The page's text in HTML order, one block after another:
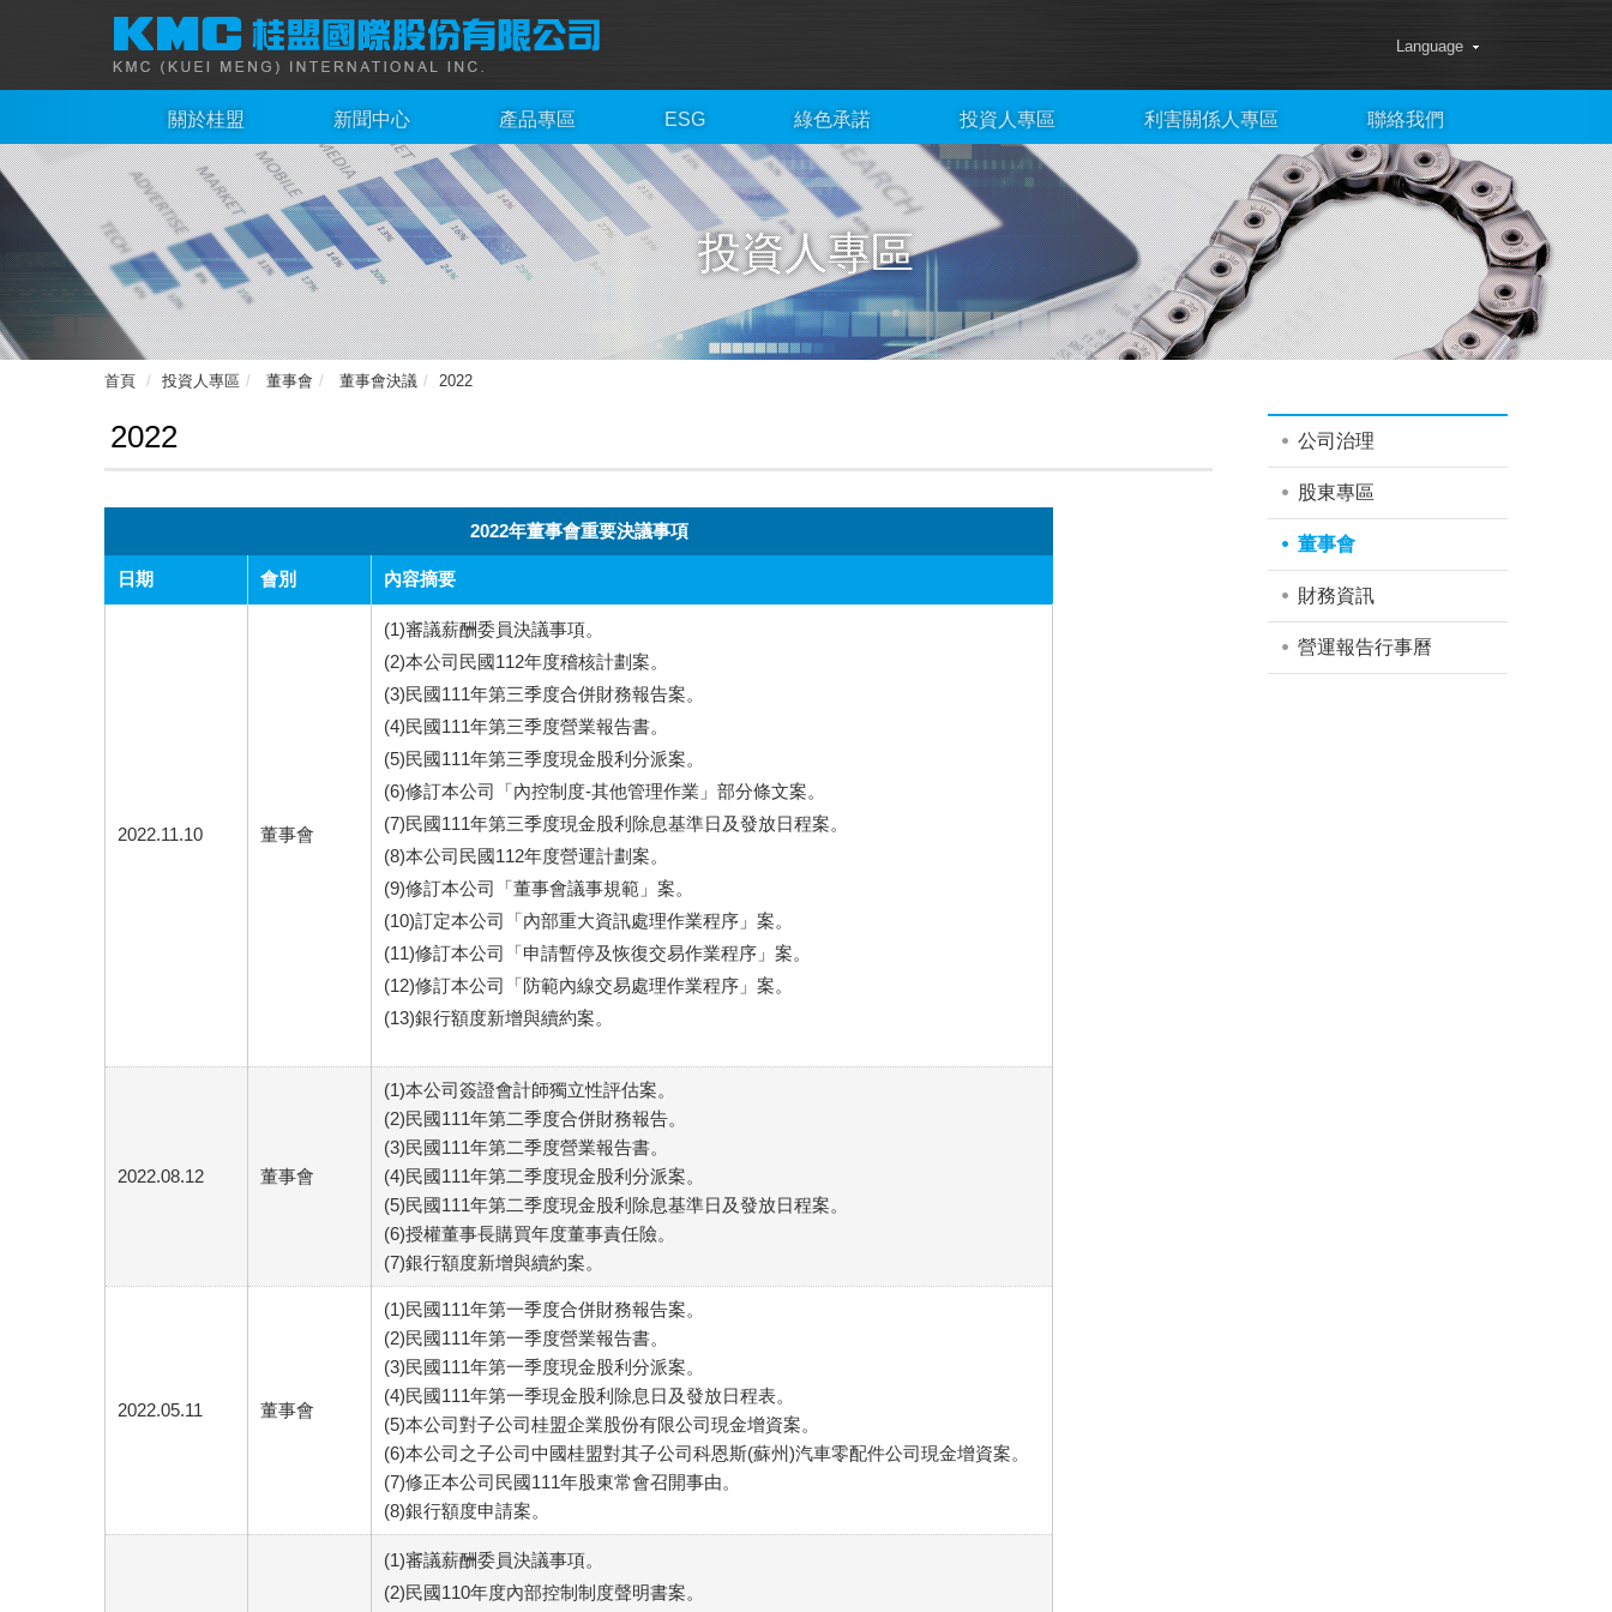
關於桂盟 新聞中心 產品專區 ESG 綠色承諾 投資人專區 利害關係人專區 聯絡我們
Language
投資人專區
首頁 投資人專區 董事會 董事會決議 2022
公司治理
股東專區
董事會
財務資訊
營運報告行事曆
2022
2022年董事會重要決議事項
日期 會別 內容摘要
2022.11.10 董事會
(1)審議薪酬委員決議事項。
(2)本公司民國112年度稽核計劃案。
(3)民國111年第三季度合併財務報告案。
(4)民國111年第三季度營業報告書。
(5)民國111年第三季度現金股利分派案。
(6)修訂本公司「內控制度-其他管理作業」部分條文案。
(7)民國111年第三季度現金股利除息基準日及發放日程案。
(8)本公司民國112年度營運計劃案。
(9)修訂本公司「董事會議事規範」案。
(10)訂定本公司「內部重大資訊處理作業程序」案。
(11)修訂本公司「申請暫停及恢復交易作業程序」案。
(12)修訂本公司「防範內線交易處理作業程序」案。
(13)銀行額度新增與續約案。
2022.08.12 董事會
(1)本公司簽證會計師獨立性評估案。
(2)民國111年第二季度合併財務報告。
(3)民國111年第二季度營業報告書。
(4)民國111年第二季度現金股利分派案。
(5)民國111年第二季度現金股利除息基準日及發放日程案。
(6)授權董事長購買年度董事責任險。
(7)銀行額度新增與續約案。
2022.05.11 董事會
(1)民國111年第一季度合併財務報告案。
(2)民國111年第一季度營業報告書。
(3)民國111年第一季度現金股利分派案。
(4)民國111年第一季現金股利除息日及發放日程表。
(5)本公司對子公司桂盟企業股份有限公司現金增資案。
(6)本公司之子公司中國桂盟對其子公司科恩斯(蘇州)汽車零配件公司現金增資案。
(7)修正本公司民國111年股東常會召開事由。
(8)銀行額度申請案。
(1)審議薪酬委員決議事項。
(2)民國110年度內部控制制度聲明書案。